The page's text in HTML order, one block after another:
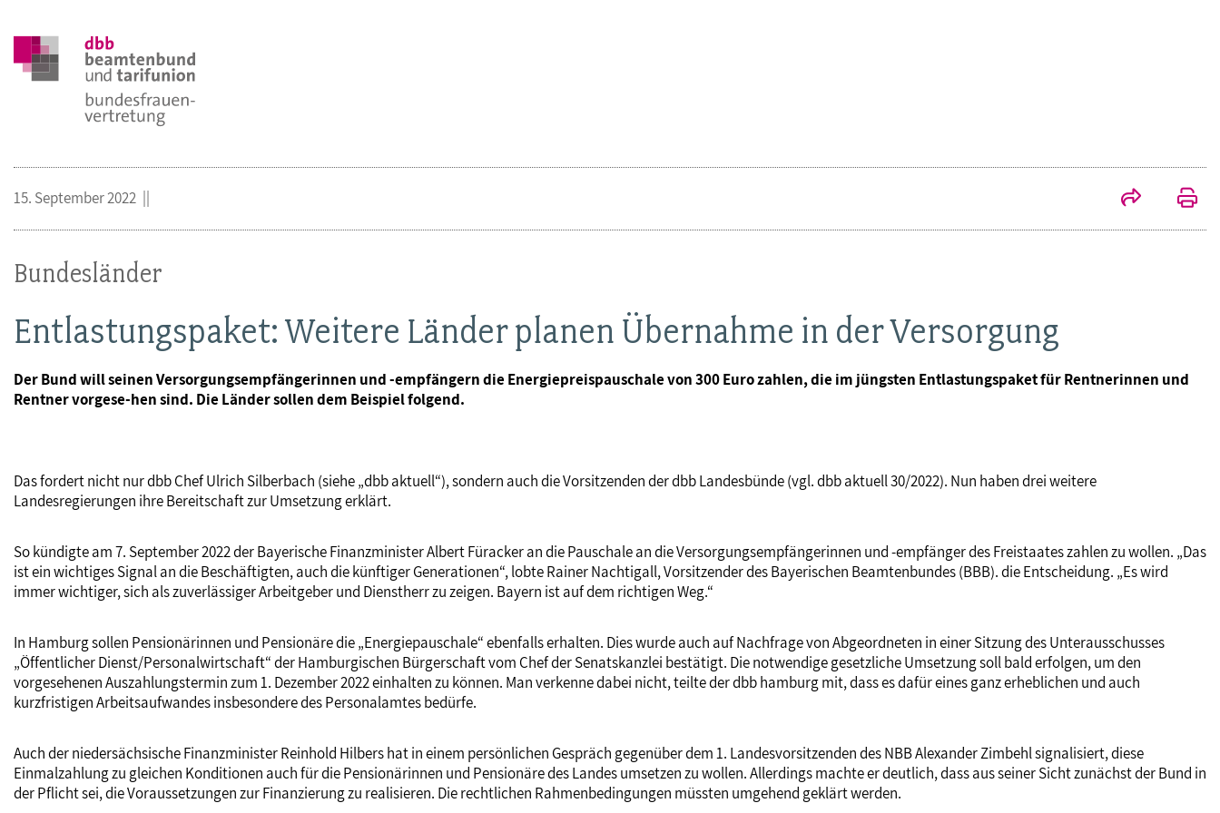
Bundesländer
Entlastungspaket: Weitere Länder planen Übernahme in der Versorgung
Der Bund will seinen Versorgungsempfängerinnen und -empfängern die Energiepreispauschale von 300 Euro zahlen, die im jüngsten Entlastungspaket für Rentnerinnen und
Rentner vorgese-hen sind. Die Länder sollen dem Beispiel folgend.
15. September 2022
Das fordert nicht nur dbb Chef Ulrich Silberbach (siehe „dbb aktuell“), sondern auch die Vorsitzenden der dbb Landesbünde (vgl. dbb aktuell 30/2022). Nun haben drei weitere
Landesregierungen ihre Bereitschaft zur Umsetzung erklärt.
So kündigte am 7. September 2022 der Bayerische Finanzminister Albert Füracker an die Pauschale an die Versorgungsempfängerinnen und -empfänger des Freistaates zahlen zu wollen. „Das
ist ein wichtiges Signal an die Beschäftigten, auch die künftiger Generationen“, lobte Rainer Nachtigall, Vorsitzender des Bayerischen Beamtenbundes (BBB). die Entscheidung. „Es wird
immer wichtiger, sich als zuverlässiger Arbeitgeber und Dienstherr zu zeigen. Bayern ist auf dem richtigen Weg.“
In Hamburg sollen Pensionärinnen und Pensionäre die „Energiepauschale“ ebenfalls erhalten. Dies wurde auch auf Nachfrage von Abgeordneten in einer Sitzung des Unterausschusses
„Öffentlicher Dienst/Personalwirtschaft“ der Hamburgischen Bürgerschaft vom Chef der Senatskanzlei bestätigt. Die notwendige gesetzliche Umsetzung soll bald erfolgen, um den
vorgesehenen Auszahlungstermin zum 1. Dezember 2022 einhalten zu können. Man verkenne dabei nicht, teilte der dbb hamburg mit, dass es dafür eines ganz erheblichen und auch
kurzfristigen Arbeitsaufwandes insbesondere des Personalamtes bedürfe.
Auch der niedersächsische Finanzminister Reinhold Hilbers hat in einem persönlichen Gespräch gegenüber dem 1. Landesvorsitzenden des NBB Alexander Zimbehl signalisiert, diese
Einmalzahlung zu gleichen Konditionen auch für die Pensionärinnen und Pensionäre des Landes umsetzen zu wollen. Allerdings machte er deutlich, dass aus seiner Sicht zunächst der Bund in
der Pflicht sei, die Voraussetzungen zur Finanzierung zu realisieren. Die rechtlichen Rahmenbedingungen müssten umgehend geklärt werden.